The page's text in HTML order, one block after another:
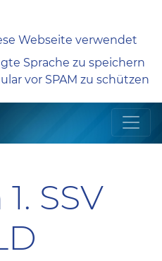
Webseite verwendet
Sprache zu speichern
vor SPAM zu schützen
SSV